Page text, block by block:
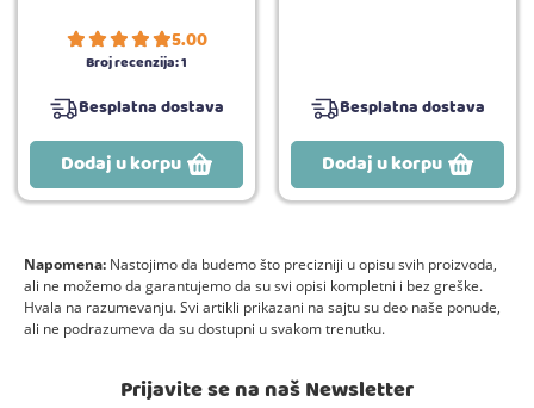
5.00
Broj recenzija:1
Besplatna dostava
Dodaj u korpu
Besplatna dostava
Dodaj u korpu
Napomena: Nastojimo da budemo što precizniji u opisu svih proizvoda,
ali ne možemo da garantujemo da su svi opisi kompletni i bez greške.
Hvala na razumevanju. Svi artikli prikazani na sajtu su deo naše ponude,
ali ne podrazumeva da su dostupni u svakom trenutku.
Prijavite se na naš Newsletter